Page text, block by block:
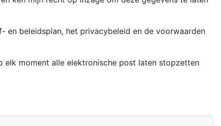
en beleidsplan, het privacybeleid en de voorwaarden
elk moment alle elektronische post laten stopzetten